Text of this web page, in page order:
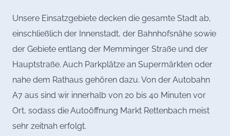
Unsere Einsatzgebiete decken die gesamte Stadt ab,
einschließlich der Innenstadt, der Bahnhofsnähe sowie
der Gebiete entlang der Memminger Straße und der
Hauptstraße. Auch Parkplätze an Supermärkten oder
nahe dem Rathaus gehören dazu. Von der Autobahn
A7 aus sind wir innerhalb von 20 bis 40 Minuten vor
Ort, sodass die Autoöffnung Markt Rettenbach meist
sehr zeitnah erfolgt.